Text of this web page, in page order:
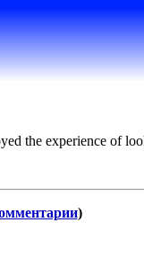
the experience of
)